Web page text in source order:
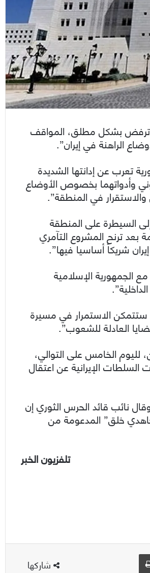
وترفض بشكل مطلق، المواقف
الراهنة في إيران”.
تعرب عن إدانتها الشديدة
وأدواتهما بخصوص الأوضاع
والاستقرار في المنطقة”.
السيطرة على المنطقة
بعد ترنح المشروع التآمري
شريكاً أساسيا فيها”.
الجمهورية الإسلامية
ستتمكن الاستمرار في مسيرة
العادلة للشعوب”.
الخامس على التوالي،
السلطات الإيرانية عن اعتقال
نائب قائد الحرس الثوري إن
خلق” المدعومة من
تلفزيون الخبر
شاركها
طباعة